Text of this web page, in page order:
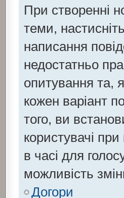
При створенні
теми, настисніть
написання
недостатньо
опитування та,
кожен варіант
того, ви
користувачі
в часі для
можливість
Догори